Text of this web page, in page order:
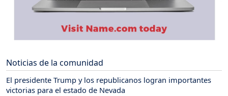
Noticias de la comunidad
El presidente Trump y los republicanos logran importantes
victorias para el estado de Nevada